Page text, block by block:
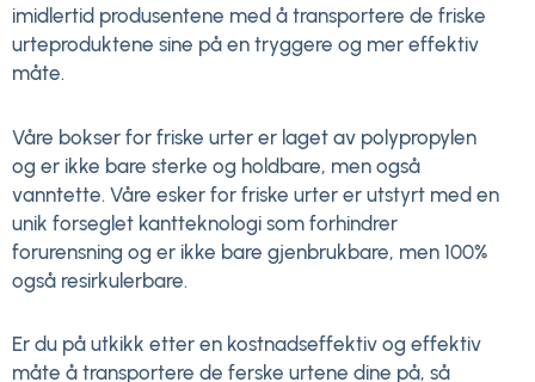
imidlertid produsentene med å transportere de friske
urteproduktene sine på en tryggere og mer effektiv
måte.
Våre bokser for friske urter er laget av polypropylen
og er ikke bare sterke og holdbare, men også
vanntette. Våre esker for friske urter er utstyrt med en
unik forseglet kantteknologi som forhindrer
forurensning og er ikke bare gjenbrukbare, men 100%
også resirkulerbare.
Er du på utkikk etter en kostnadseffektiv og effektiv
måte å transportere de ferske urtene dine på, så